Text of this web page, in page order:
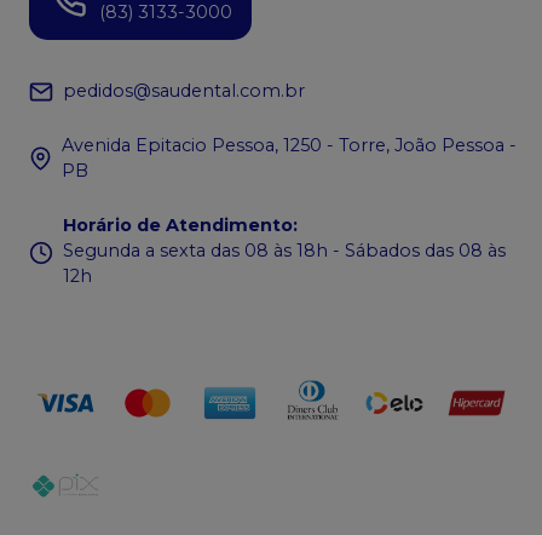
(83) 3133-3000
pedidos@saudental.com.br
Avenida Epitacio Pessoa, 1250 - Torre, João Pessoa -
PB
Horário de Atendimento:
Segunda a sexta das 08 às 18h - Sábados das 08 às
12h